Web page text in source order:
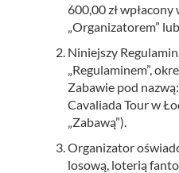
600,00 zł wpłacony
„Organizatorem”
Niniejszy
„Regulaminem”,
Zabawie pod
Cavaliada Tour w
„Zabawą”).
Organizator
losową, loterią